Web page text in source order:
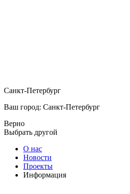
Санкт-Петербург
Ваш город: Санкт-Петербург
Верно
Выбрать другой
О нас
Новости
Проекты
Информация